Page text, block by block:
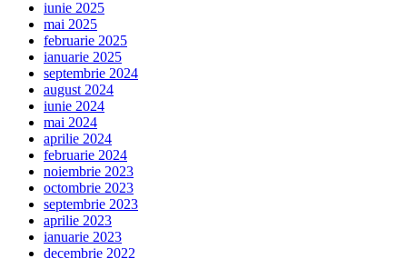
iunie 2025
mai 2025
februarie 2025
ianuarie 2025
septembrie 2024
august 2024
iunie 2024
mai 2024
aprilie 2024
februarie 2024
noiembrie 2023
octombrie 2023
septembrie 2023
aprilie 2023
ianuarie 2023
decembrie 2022